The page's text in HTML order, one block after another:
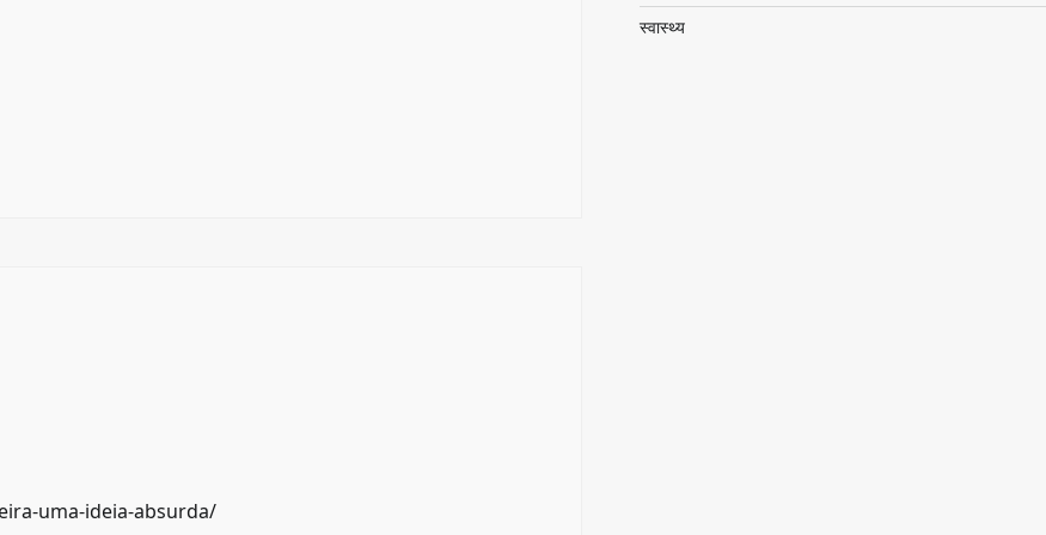
uma-ideia-absurda/
स्वास्थ्य